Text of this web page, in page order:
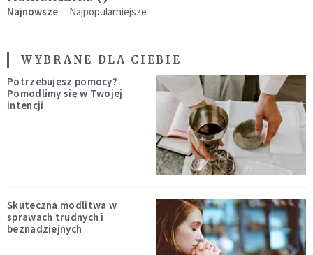
Najnowsze Najpopularniejsze
WYBRANE DLA CIEBIE
Potrzebujesz pomocy?
Pomodlimy się w Twojej
intencji
Skuteczna modlitwa w
sprawach trudnych i
beznadziejnych